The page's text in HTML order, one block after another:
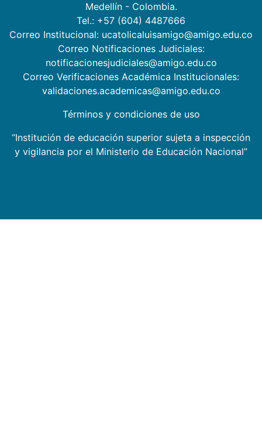
Medellín - Colombia.
Tel.: +57 (604) 4487666
Correo Institucional: ucatolicaluisamigo@amigo.edu.co
Correo Notificaciones Judiciales:
notificacionesjudiciales@amigo.edu.co
Correo Verificaciones Académica Institucionales:
validaciones.academicas@amigo.edu.co
Términos y condiciones de uso
“Institución de educación superior sujeta a inspección
y vigilancia por el Ministerio de Educación Nacional”